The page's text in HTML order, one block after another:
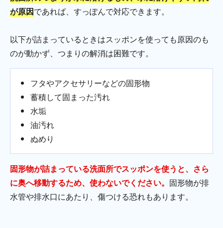
が原因であれば、すっぽんで対応できます。
以下が詰まっているときはスッポンを使っても原因のも
のが動かず、つまりの解消は困難です。
フタやアクセサリーなどの固形物
蓄積して固まった汚れ
水垢
油汚れ
ぬめり
固形物が詰まっている洗面所でスッポンを使うと、さら
に奥へ移動するため、使わないでください。 固形物が排
水管や排水口にあたり、傷つける恐れもあります。